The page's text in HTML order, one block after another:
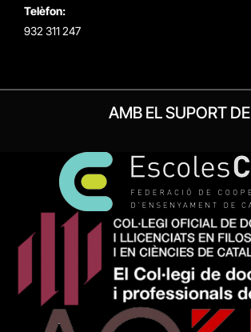
Telèfon:
932 311 247
AMB EL SUPORT DE